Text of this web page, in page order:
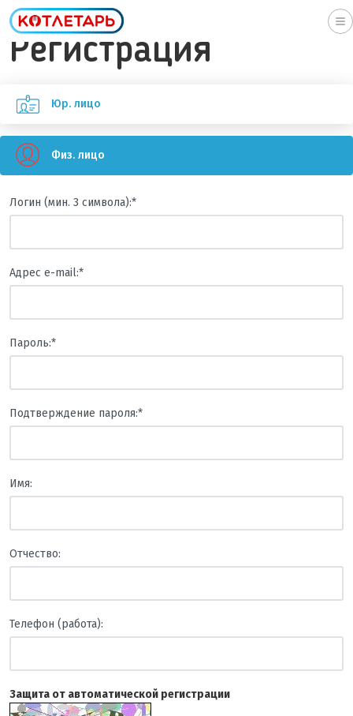
Регистрация
Юр. лицо
Физ. лицо
Логин (мин. 3 символа):*
Адрес e-mail:*
Пароль:*
Подтверждение пароля:*
Имя:
Отчество:
Телефон (работа):
Защита от автоматической регистрации